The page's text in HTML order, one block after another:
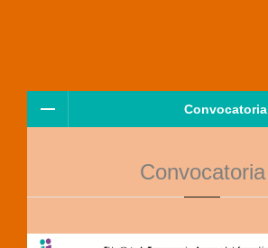
Convocatoria
Convocatoria